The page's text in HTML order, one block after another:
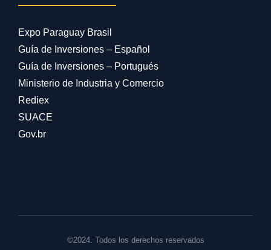
Expo Paraguay Brasil
Guía de Inversiones – Español
Guía de Inversiones – Portugués
Ministerio de Industria y Comercio
Rediex
SUACE
Gov.br
©2024. Todos los derechos reservados